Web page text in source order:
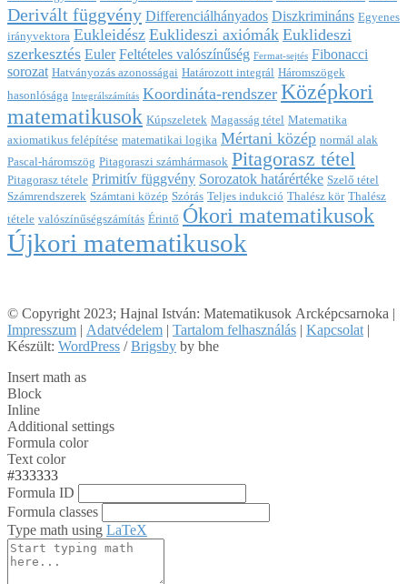
Derivált függvény Differenciálhányados Diszkrimináns Egyenes
irányvektora Eukleidész Euklideszi axiómák Euklideszi
szerkesztés Euler Feltételes valószínűség Fermat-sejtés Fibonacci
sorozat Hatványozás azonosságai Határozott integrál Háromszögek
hasonlósága Integrálszámítás Koordináta-rendszer Középkori
matematikusok Kúpszeletek Magasság tétel Matematika
axiomatikus felépítése matematikai logika Mértani közép normál alak
Pascal-háromszög Pitagoraszi számhármasok Pitagorasz tétel
Pitagorasz tétele Primitív függvény Sorozatok határértéke Szelő tétel
Számrendszerek Számtani közép Szórás Teljes indukció Thalész kör Thalész
tétele valószínűségszámítás Érintő Ókori matematikusok
Újkori matematikusok
© Copyright 2023; Hajnal István: Matematikusok Arcképcsarnoka |
Impresszum | Adatvédelem | Tartalom felhasználás | Kapcsolat |
Készült: WordPress /Brigsby by bhe
Insert math as
Block
Inline
Additional settings
Formula color
Text color
#333333
Formula ID
Formula classes
Type math using LaTeX